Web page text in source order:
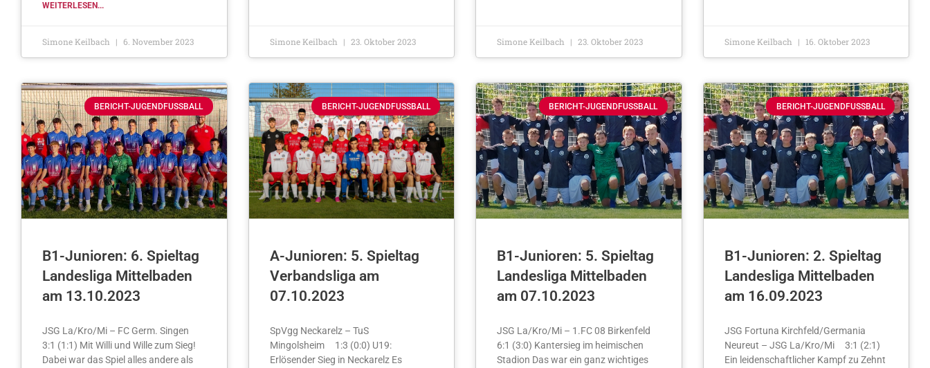
WEITERLESEN...
Simone Keilbach 6. November 2023 Simone Keilbach 23. Oktober 2023 Simone Keilbach 23. Oktober 2023 Simone Keilbach 16. Oktober 2023
BERICHT-JUGENDFUSSBALL
B1-Junioren: 6. Spieltag
Landesliga Mittelbaden
am 13.10.2023
JSG La/Kro/Mi – FC Germ. Singen
3:1 (1:1) Mit Willi und Wille zum Sieg!
Dabei war das Spiel alles andere als
BERICHT-JUGENDFUSSBALL
A-Junioren: 5. Spieltag
Verbandsliga am
07.10.2023
SpVgg Neckarelz – TuS
Mingolsheim 1:3 (0:0) U19:
Erlösender Sieg in Neckarelz Es
BERICHT-JUGENDFUSSBALL
B1-Junioren: 5. Spieltag
Landesliga Mittelbaden
am 07.10.2023
JSG La/Kro/Mi – 1.FC 08 Birkenfeld
6:1 (3:0) Kantersieg im heimischen
Stadion Das war ein ganz wichtiges
BERICHT-JUGENDFUSSBALL
B1-Junioren: 2. Spieltag
Landesliga Mittelbaden
am 16.09.2023
JSG Fortuna Kirchfeld/Germania
Neureut – JSG La/Kro/Mi 3:1 (2:1)
Ein leidenschaftlicher Kampf zu Zehnt